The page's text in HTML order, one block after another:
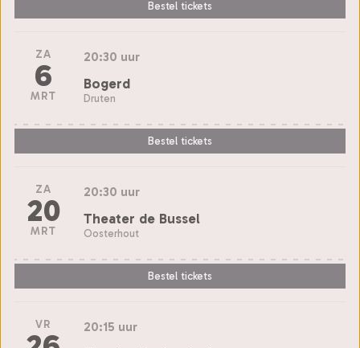
Bestel tickets
ZA
6
MRT
20:30 uur
Bogerd
Druten
Bestel tickets
ZA
20
MRT
20:30 uur
Theater de Bussel
Oosterhout
Bestel tickets
VR 20:15 uur